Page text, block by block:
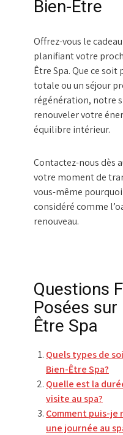
Bien-Être
Offrez-vous le
planifiant votre
Être Spa. Que ce
totale ou un séjour
régénération, notre
renouveler votre
équilibre intérieur.
Contactez-nous dès
votre moment de
vous-même
considéré comme
renouveau.
Questions
Posées sur
Être Spa
Quels types de
Bien-Être Spa?
Quelle est la
visite au spa?
Comment puis-
une journée au